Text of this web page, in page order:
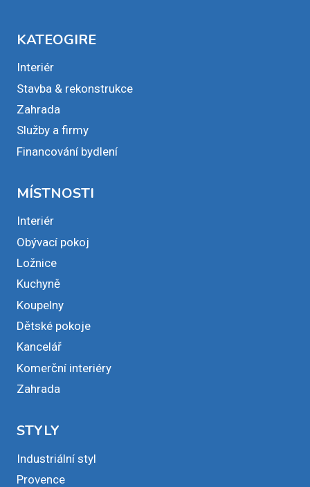
KATEOGIRE
Interiér
Stavba & rekonstrukce
Zahrada
Služby a firmy
Financování bydlení
MÍSTNOSTI
Interiér
Obývací pokoj
Ložnice
Kuchyně
Koupelny
Dětské pokoje
Kancelář
Komerční interiéry
Zahrada
STYLY
Industriální styl
Provence